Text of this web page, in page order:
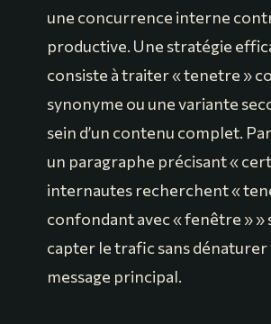
une concurrence interne
productive. Une stratégie
consiste à traiter « tenetre »
synonyme ou une variante
sein d’un contenu complet.
un paragraphe précisant «
internautes recherchent «
confondant avec « fenêtre » »
capter le trafic sans
message principal.